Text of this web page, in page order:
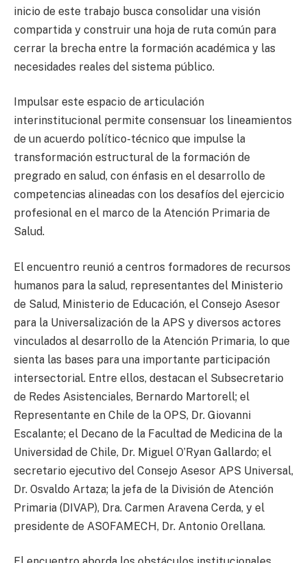
inicio de este trabajo busca consolidar una visión
compartida y construir una hoja de ruta común para
cerrar la brecha entre la formación académica y las
necesidades reales del sistema público.
Impulsar este espacio de articulación
interinstitucional permite consensuar los lineamientos
de un acuerdo político-técnico que impulse la
transformación estructural de la formación de
pregrado en salud, con énfasis en el desarrollo de
competencias alineadas con los desafíos del ejercicio
profesional en el marco de la Atención Primaria de
Salud.
El encuentro reunió a centros formadores de recursos
humanos para la salud, representantes del Ministerio
de Salud, Ministerio de Educación, el Consejo Asesor
para la Universalización de la APS y diversos actores
vinculados al desarrollo de la Atención Primaria, lo que
sienta las bases para una importante participación
intersectorial. Entre ellos, destacan el Subsecretario
de Redes Asistenciales, Bernardo Martorell; el
Representante en Chile de la OPS, Dr. Giovanni
Escalante; el Decano de la Facultad de Medicina de la
Universidad de Chile, Dr. Miguel O’Ryan Gallardo; el
secretario ejecutivo del Consejo Asesor APS Universal,
Dr. Osvaldo Artaza; la jefa de la División de Atención
Primaria (DIVAP), Dra. Carmen Aravena Cerda, y el
presidente de ASOFAMECH, Dr. Antonio Orellana.